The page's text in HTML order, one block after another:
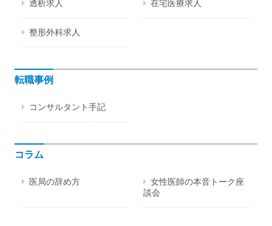
透析求人 在宅医療求人
整形外科求人
転職事例
コンサルタント手記
コラム
医局の辞め方
女性医師の本音トーク座
談会